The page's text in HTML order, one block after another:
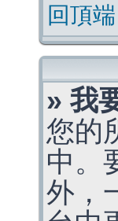
回頂端
» 我
您的
中。
外，